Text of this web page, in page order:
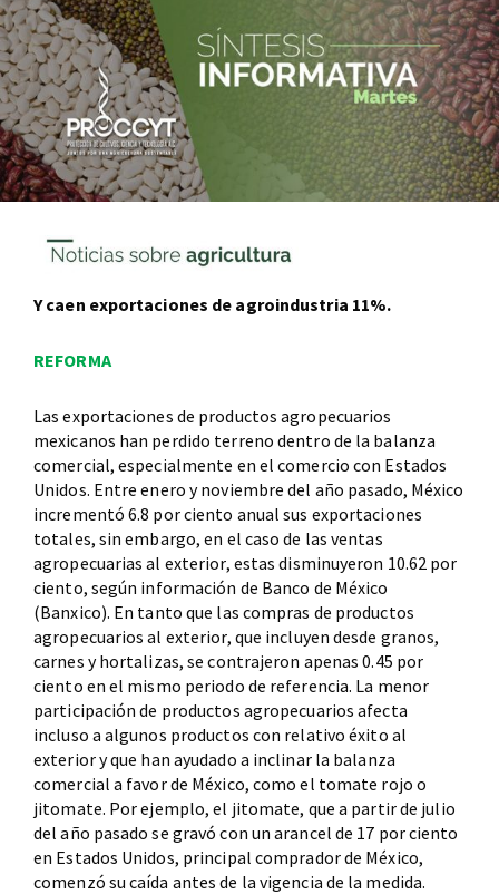
Y caen exportaciones de agroindustria 11%.
REFORMA
Las exportaciones de productos agropecuarios
mexicanos han perdido terreno dentro de la balanza
comercial, especialmente en el comercio con Estados
Unidos. Entre enero y noviembre del año pasado, México
incrementó 6.8 por ciento anual sus exportaciones
totales, sin embargo, en el caso de las ventas
agropecuarias al exterior, estas disminuyeron 10.62 por
ciento, según información de Banco de México
(Banxico). En tanto que las compras de productos
agropecuarios al exterior, que incluyen desde granos,
carnes y hortalizas, se contrajeron apenas 0.45 por
ciento en el mismo periodo de referencia. La menor
participación de productos agropecuarios afecta
incluso a algunos productos con relativo éxito al
exterior y que han ayudado a inclinar la balanza
comercial a favor de México, como el tomate rojo o
jitomate. Por ejemplo, el jitomate, que a partir de julio
del año pasado se gravó con un arancel de 17 por ciento
en Estados Unidos, principal comprador de México,
comenzó su caída antes de la vigencia de la medida.